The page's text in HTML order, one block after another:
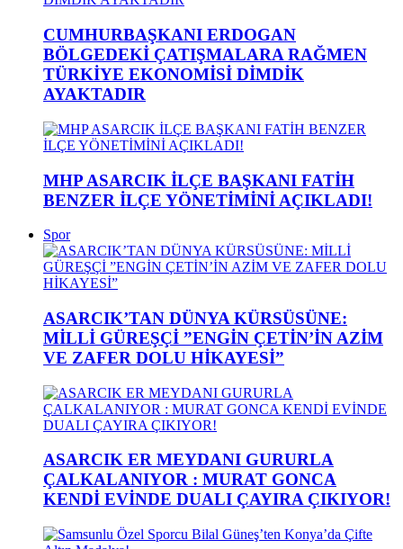
CUMHURBAŞKANI ERDOGAN
BÖLGEDEKİ ÇATIŞMALARA RAĞMEN
TÜRKİYE EKONOMİSİ DİMDİK
AYAKTADIR
MHP ASARCIK İLÇE BAŞKANI FATİH
BENZER İLÇE YÖNETİMİNİ AÇIKLADI!
Spor
ASARCIK’TAN DÜNYA KÜRSÜSÜNE:
MİLLİ GÜREŞÇİ ”ENGİN ÇETİN’İN AZİM
VE ZAFER DOLU HİKAYESİ”
ASARCIK ER MEYDANI GURURLA
ÇALKALANIYOR : MURAT GONCA
KENDİ EVİNDE DUALI ÇAYIRA ÇIKIYOR!